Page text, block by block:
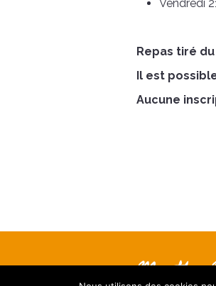
Vendredi
Repas tiré
Il est
Aucune